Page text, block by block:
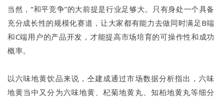
当然，“和平竞争”的大前提是行业足够大。只有身处一个具备
充分成长性的规模化赛道，让大家都有能力去做同时满足B端
和C端用户的产品开发，才能提高市场培育的可操作性和成功
概率。
以六味地黄饮品来说，仝建成通过市场数据分析指出，六味
地黄当中又分为六味地黄、杞菊地黄丸、知柏地黄丸等细分